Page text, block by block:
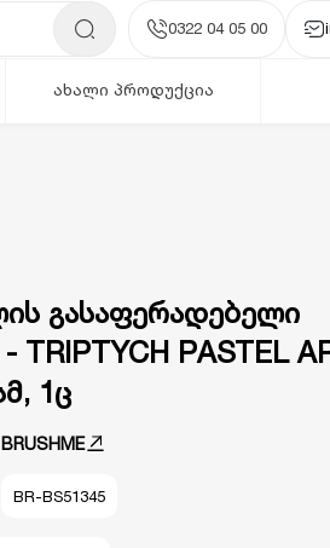
0322 04 05 00
ახალი პროდუქცია
გასაფერადებელი
TRIPTYCH PASTEL
1ც
BRUSHME
BR-BS51345